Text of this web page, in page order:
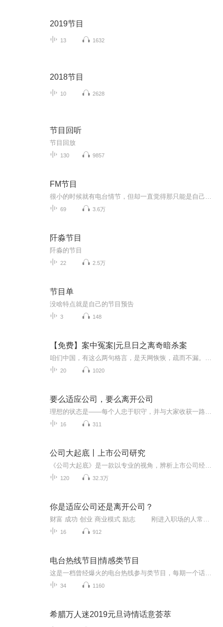
2019节目
13 1632
2018节目
10 2628
节目回听
节目回放
130 9857
FM节目
69 3.6万
阡淼节目
阡淼的节目
22 2.5万
节目单
没啥特点就是自己的节目预告
3 148
【免费】案中冤案|元旦日之离奇暗杀案
20 1020
要么适应公司，要么离开公司
16 311
公司大起底丨上市公司研究
120 32.3万
你是适应公司还是离开公司？
16 912
电台热线节目|情感类节目
34 1160
希腊万人迷2019元旦诗情话意荟萃